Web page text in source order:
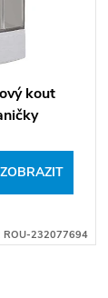
kout
ZOBRAZIT
ROU-232077694